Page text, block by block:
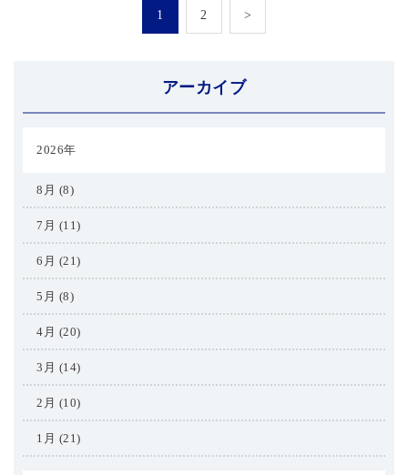
1 2 >
アーカイブ
2026年
8月 (8)
7月 (11)
6月 (21)
5月 (8)
4月 (20)
3月 (14)
2月 (10)
1月 (21)